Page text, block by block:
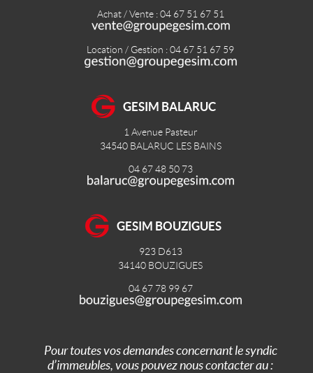
Achat / Vente : 04 67 51 67 51
Location / Gestion : 04 67 51 67 59
GESIM BALARUC
1 Avenue Pasteur
34540 BALARUC LES BAINS
04 67 48 50 73
GESIM BOUZIGUES
923 D613
34140 BOUZIGUES
04 67 78 99 67
Pour toutes vos demandes concernant le syndic
d’immeubles, vous pouvez nous contacter au :